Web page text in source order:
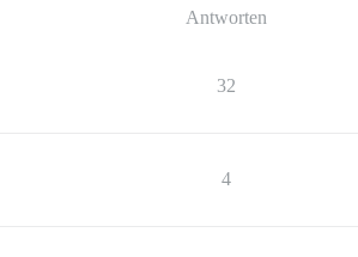
Antworten
32
4